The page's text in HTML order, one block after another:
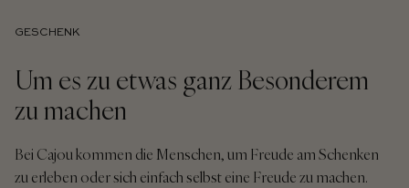
GESCHENK
Um es zu etwas ganz Besonderem
zu machen
Bei Cajou kommen die Menschen, um Freude am Schenken
zu erleben oder sich einfach selbst eine Freude zu machen.